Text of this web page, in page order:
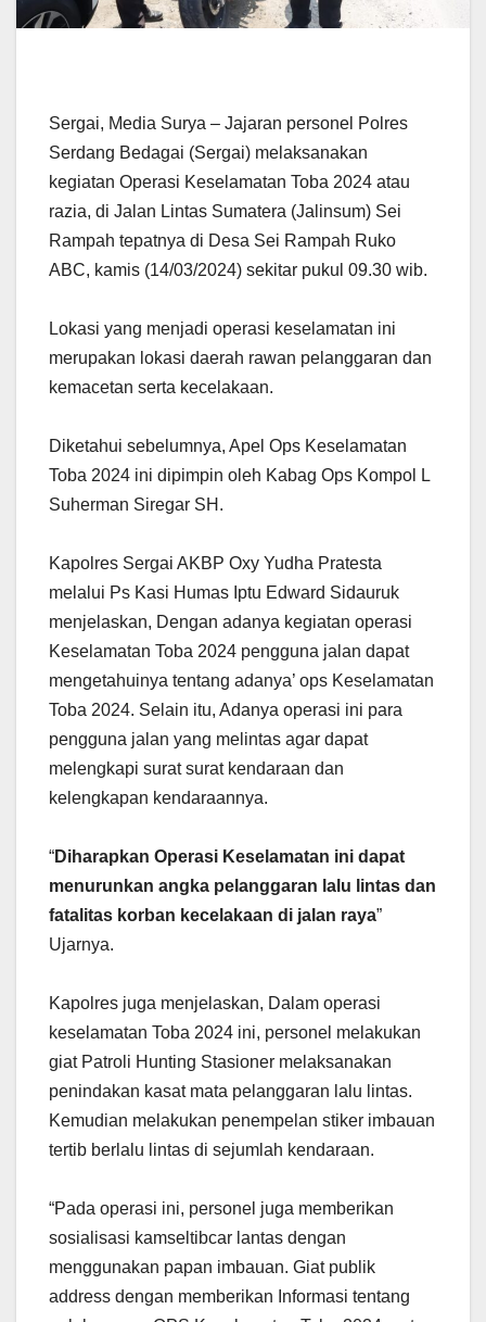
Sergai, Media Surya – Jajaran personel Polres
Serdang Bedagai (Sergai) melaksanakan
kegiatan Operasi Keselamatan Toba 2024 atau
razia, di Jalan Lintas Sumatera (Jalinsum) Sei
Rampah tepatnya di Desa Sei Rampah Ruko
ABC, kamis (14/03/2024) sekitar pukul 09.30 wib.
Lokasi yang menjadi operasi keselamatan ini
merupakan lokasi daerah rawan pelanggaran dan
kemacetan serta kecelakaan.
Diketahui sebelumnya, Apel Ops Keselamatan
Toba 2024 ini dipimpin oleh Kabag Ops Kompol L
Suherman Siregar SH.
Kapolres Sergai AKBP Oxy Yudha Pratesta
melalui Ps Kasi Humas Iptu Edward Sidauruk
menjelaskan, Dengan adanya kegiatan operasi
Keselamatan Toba 2024 pengguna jalan dapat
mengetahuinya tentang adanya’ ops Keselamatan
Toba 2024. Selain itu, Adanya operasi ini para
pengguna jalan yang melintas agar dapat
melengkapi surat surat kendaraan dan
kelengkapan kendaraannya.
“Diharapkan Operasi Keselamatan ini dapat
menurunkan angka pelanggaran lalu lintas dan
fatalitas korban kecelakaan di jalan raya”
Ujarnya.
Kapolres juga menjelaskan, Dalam operasi
keselamatan Toba 2024 ini, personel melakukan
giat Patroli Hunting Stasioner melaksanakan
penindakan kasat mata pelanggaran lalu lintas.
Kemudian melakukan penempelan stiker imbauan
tertib berlalu lintas di sejumlah kendaraan.
“Pada operasi ini, personel juga memberikan
sosialisasi kamseltibcar lantas dengan
menggunakan papan imbauan. Giat publik
address dengan memberikan Informasi tentang